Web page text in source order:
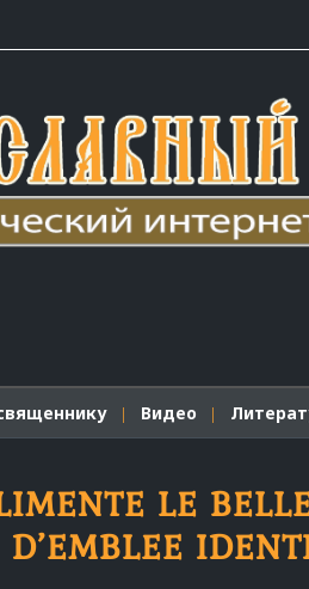
Видео
LE